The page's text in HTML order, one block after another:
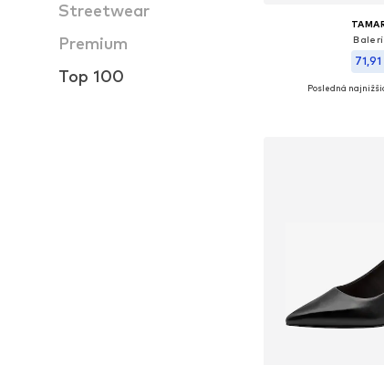
Streetwear
Premium
Top 100
Dostupné veľkosti:
Posledná